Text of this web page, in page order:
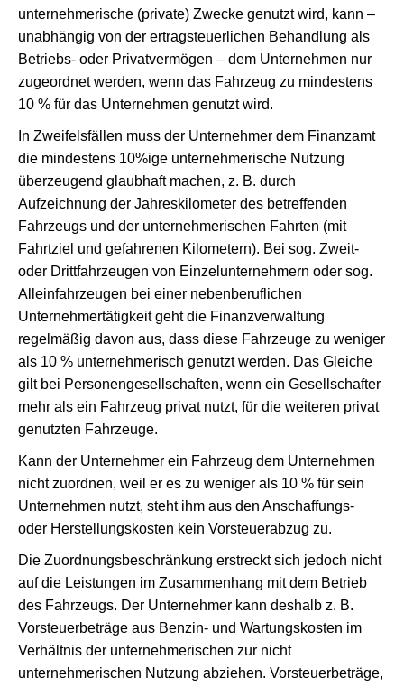
unternehmerische (private) Zwecke genutzt wird, kann –
unabhängig von der ertragsteuerlichen Behandlung als
Betriebs- oder Privatvermögen – dem Unternehmen nur
zugeordnet werden, wenn das Fahrzeug zu mindestens
10 % für das Unternehmen genutzt wird.
In Zweifelsfällen muss der Unternehmer dem Finanzamt
die mindestens 10%ige unternehmerische Nutzung
überzeugend glaubhaft machen, z. B. durch
Aufzeichnung der Jahreskilometer des betreffenden
Fahrzeugs und der unternehmerischen Fahrten (mit
Fahrtziel und gefahrenen Kilometern). Bei sog. Zweit-
oder Drittfahrzeugen von Einzelunternehmern oder sog.
Alleinfahrzeugen bei einer nebenberuflichen
Unternehmertätigkeit geht die Finanzverwaltung
regelmäßig davon aus, dass diese Fahrzeuge zu weniger
als 10 % unternehmerisch genutzt werden. Das Gleiche
gilt bei Personengesellschaften, wenn ein Gesellschafter
mehr als ein Fahrzeug privat nutzt, für die weiteren privat
genutzten Fahrzeuge.
Kann der Unternehmer ein Fahrzeug dem Unternehmen
nicht zuordnen, weil er es zu weniger als 10 % für sein
Unternehmen nutzt, steht ihm aus den Anschaffungs-
oder Herstellungskosten kein Vorsteuerabzug zu.
Die Zuordnungsbeschränkung erstreckt sich jedoch nicht
auf die Leistungen im Zusammenhang mit dem Betrieb
des Fahrzeugs. Der Unternehmer kann deshalb z. B.
Vorsteuerbeträge aus Benzin- und Wartungskosten im
Verhältnis der unternehmerischen zur nicht
unternehmerischen Nutzung abziehen. Vorsteuerbeträge,